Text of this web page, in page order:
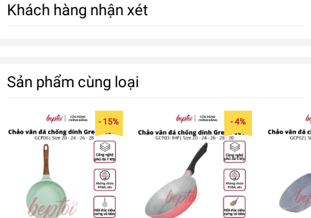
khi nấu nướng. Đặc biệt, chất liệu nhôm cao cấp không chứa
Khách hàng nhận xét
Sản phẩm cùng loại
- 15% - 4%